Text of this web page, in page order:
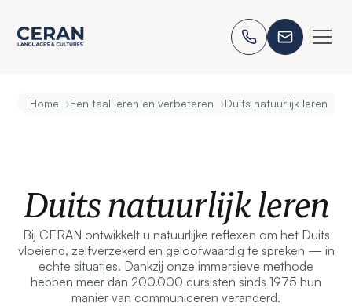
Home ›Een taal leren en verbeteren ›Duits natuurlijk leren
Duits natuurlijk leren
Bij CERAN ontwikkelt u natuurlijke reflexen om het Duits
vloeiend, zelfverzekerd en geloofwaardig te spreken — in
echte situaties. Dankzij onze immersieve methode
hebben meer dan 200.000 cursisten sinds 1975 hun
manier van communiceren veranderd.